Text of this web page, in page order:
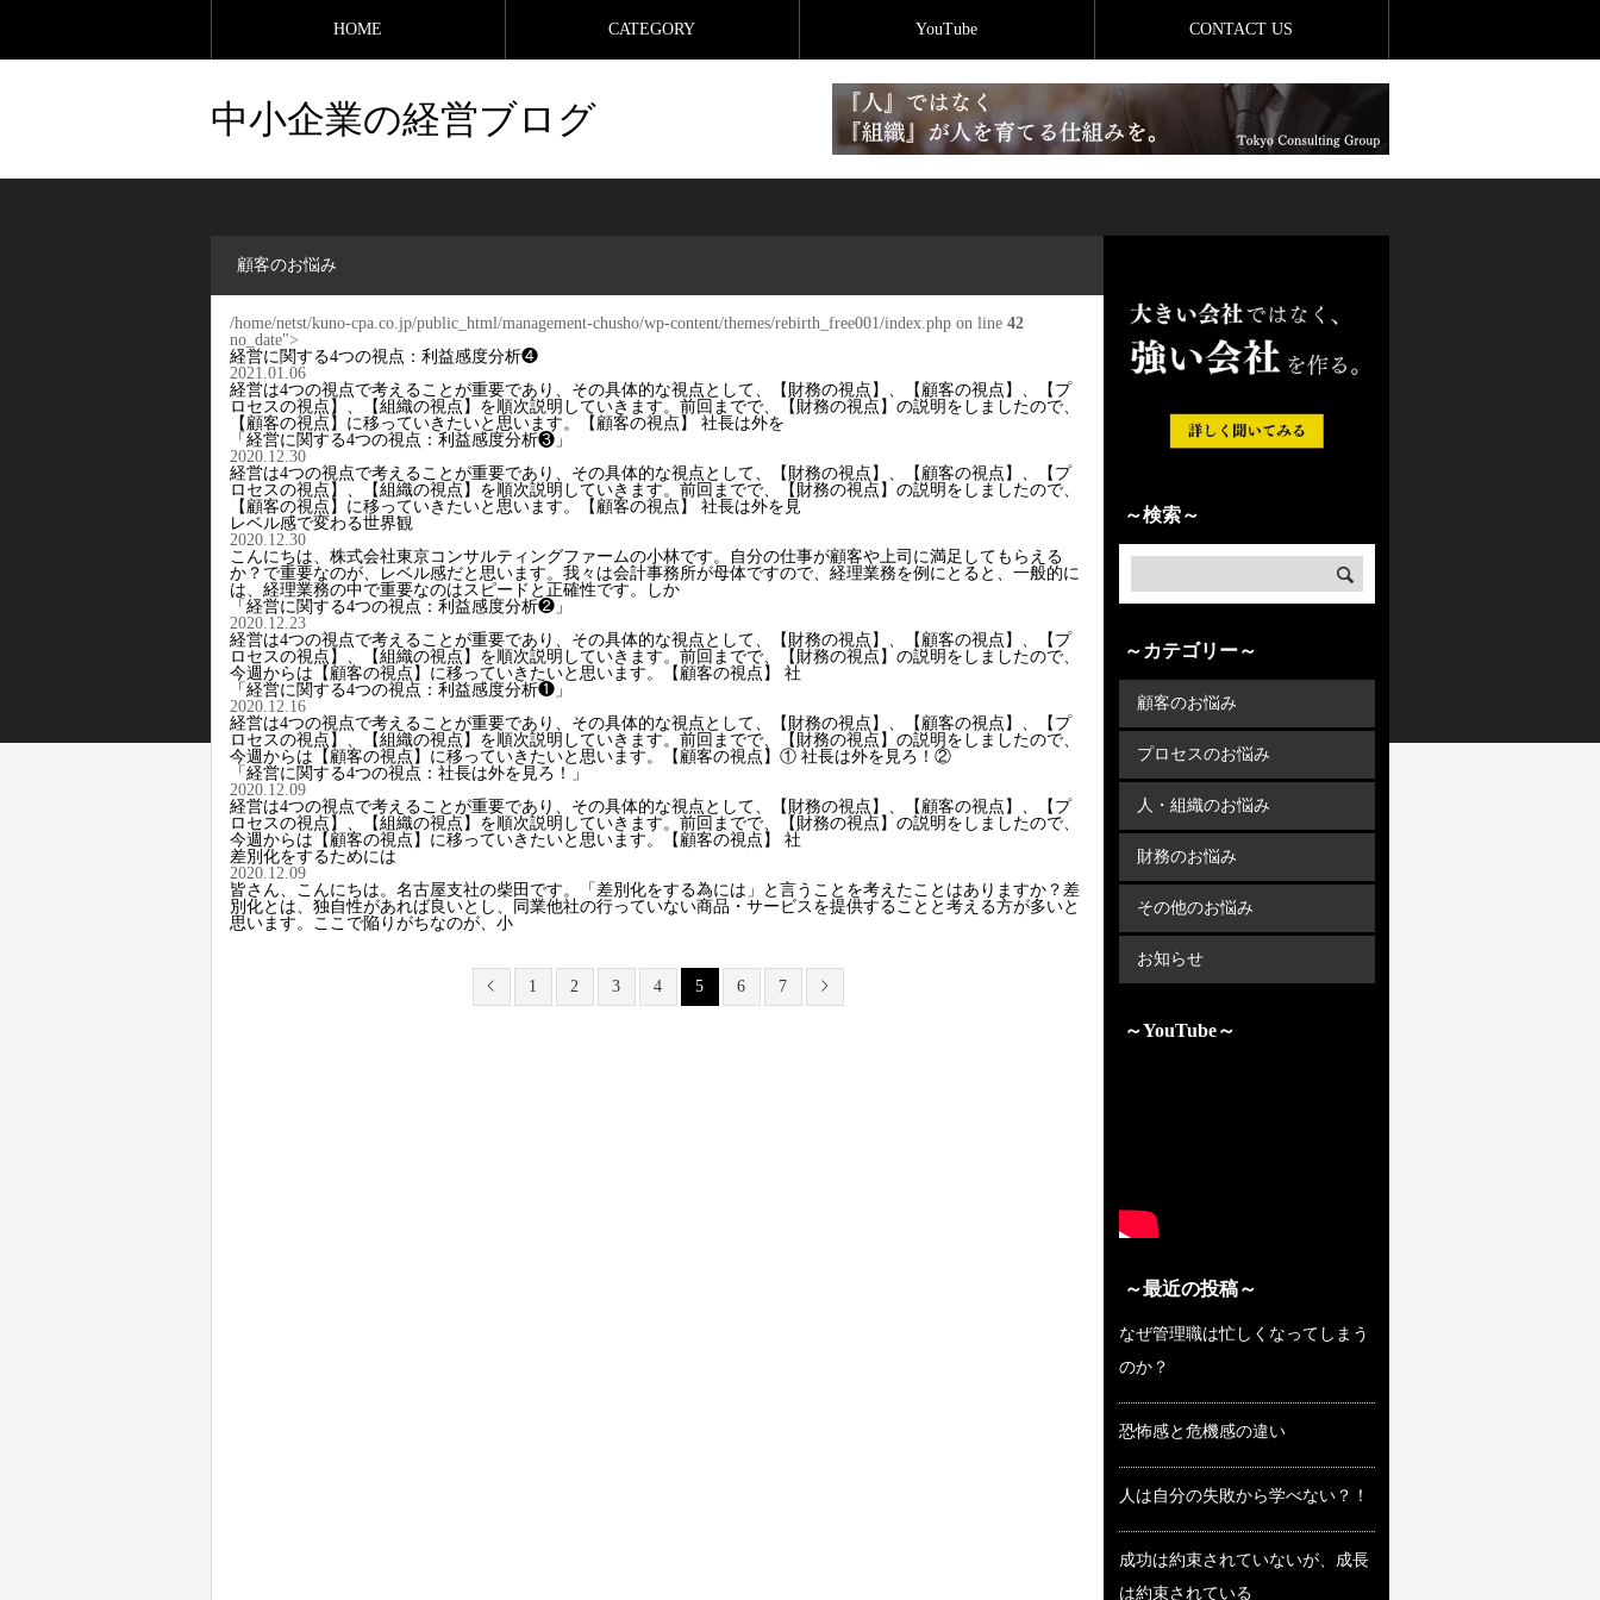
HOME CATEGORY YouTube CONTACT US
中小企業の経営ブログ
顧客のお悩み
/home/netst/kuno-cpa.co.jp/public_html/management-chusho/wp-content/themes/rebirth_free001/index.php on line 42
no_date">
経営に関する4つの視点：利益感度分析❹
2021.01.06
経営は4つの視点で考えることが重要であり、その具体的な視点として、【財務の視点】、【顧客の視点】、【プ
ロセスの視点】、【組織の視点】を順次説明していきます。前回までで、【財務の視点】の説明をしましたので、
【顧客の視点】に移っていきたいと思います。【顧客の視点】 社長は外を
「経営に関する4つの視点：利益感度分析❸」
2020.12.30
経営は4つの視点で考えることが重要であり、その具体的な視点として、【財務の視点】、【顧客の視点】、【プ
ロセスの視点】、【組織の視点】を順次説明していきます。前回までで、【財務の視点】の説明をしましたので、
【顧客の視点】に移っていきたいと思います。【顧客の視点】 社長は外を見
レベル感で変わる世界観
2020.12.30
こんにちは、株式会社東京コンサルティングファームの小林です。自分の仕事が顧客や上司に満足してもらえる
か？で重要なのが、レベル感だと思います。我々は会計事務所が母体ですので、経理業務を例にとると、一般的に
は、経理業務の中で重要なのはスピードと正確性です。しか
「経営に関する4つの視点：利益感度分析❷」
2020.12.23
経営は4つの視点で考えることが重要であり、その具体的な視点として、【財務の視点】、【顧客の視点】、【プ
ロセスの視点】、【組織の視点】を順次説明していきます。前回までで、【財務の視点】の説明をしましたので、
今週からは【顧客の視点】に移っていきたいと思います。【顧客の視点】 社
「経営に関する4つの視点：利益感度分析❶」
2020.12.16
経営は4つの視点で考えることが重要であり、その具体的な視点として、【財務の視点】、【顧客の視点】、【プ
ロセスの視点】、【組織の視点】を順次説明していきます。前回までで、【財務の視点】の説明をしましたので、
今週からは【顧客の視点】に移っていきたいと思います。【顧客の視点】① 社長は外を見ろ！②
「経営に関する4つの視点：社長は外を見ろ！」
2020.12.09
経営は4つの視点で考えることが重要であり、その具体的な視点として、【財務の視点】、【顧客の視点】、【プ
ロセスの視点】、【組織の視点】を順次説明していきます。前回までで、【財務の視点】の説明をしましたので、
今週からは【顧客の視点】に移っていきたいと思います。【顧客の視点】 社
差別化をするためには
2020.12.09
皆さん、こんにちは。名古屋支社の柴田です。「差別化をする為には」と言うことを考えたことはありますか？差
別化とは、独自性があれば良いとし、同業他社の行っていない商品・サービスを提供することと考える方が多いと
思います。ここで陥りがちなのが、小
1 2 3 4 5 6 7
～検索～
～カテゴリー～
顧客のお悩み
プロセスのお悩み
人・組織のお悩み
財務のお悩み
その他のお悩み
お知らせ
～YouTube～
～最近の投稿～
なぜ管理職は忙しくなってしまう
のか？
恐怖感と危機感の違い
人は自分の失敗から学べない？！
成功は約束されていないが、成長
は約束されている